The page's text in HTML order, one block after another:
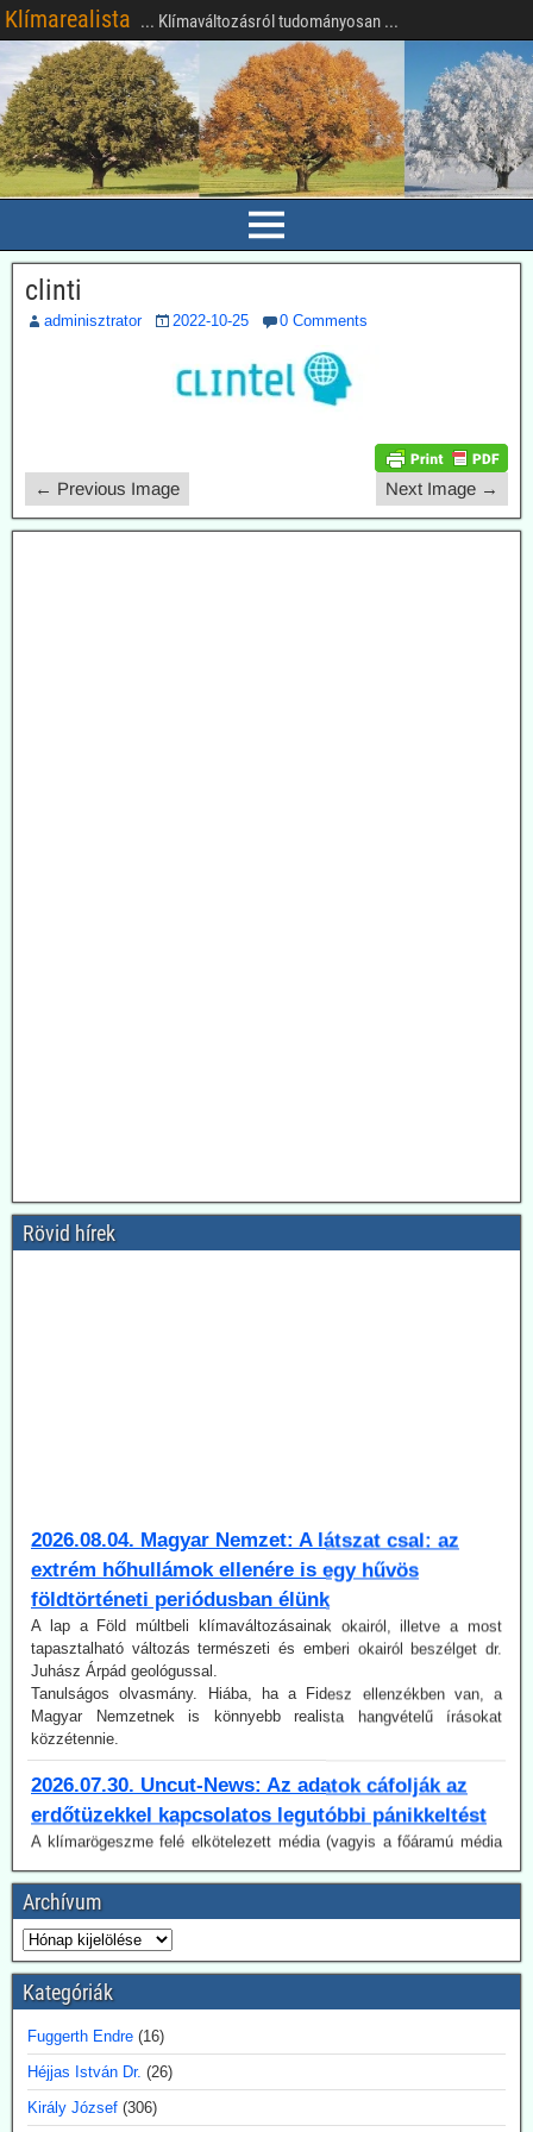
Klímarealista ... Klímaváltozásról tudományosan ...
clinti
adminisztrator 2022-10-25 0 Comments
← Previous Image Next Image →
Rövid hírek
extrém hőhullámok ellenére is egy hűvös
földtörténeti periódusban élünk
A lap a Föld múltbeli klímaváltozásainak okairól, illetve a most
tapasztalható változás természeti és emberi okairól beszélget dr.
Juhász Árpád geológussal.
Tanulságos olvasmány. Hiába, ha a Fidesz ellenzékben van, a
Magyar Nemzetnek is könnyebb realista hangvételű írásokat
közzétennie.
erdőtüzekkel kapcsolatos legutóbbi pánikkeltést
A klímarögeszme felé elkötelezett média (vagyis a főáramú média
100 %-ban) a klímaváltozásban, magyarul az antropogén CO2-
kibocsátás növekedésében igyekszik megtalálni (vagy legalábbis az
olvasókkal elhitetni) az erdőtüzek okát. Így van ez az idén is, mint a
korábbi években. A gépezet figyelmen kívül hagyja úgy az emberi
tényezőt, akár a gondatlanságot, akár a szándékos gyújtogatást,
mint a hatósági ideológiavezérelt hozzáállást, amit több
bejegyzésünkben tematizáltunk. De még így is van egy probléma:
Az idén jóval alacsonyabb a tűzesetek száma világszerte, mint a
regisztrálás 2003-as kezdete óta.
Ugyancsak az uncut-news számol be róla, Franciaországban idén
július 6-a óta 162 embert vettek őrizetbe szándékos tűzgyújtás
gyanújával.
2026.07.28. Blackout News: A feneketlen hordó
Archívum
Kategóriák
Fuggerth Endre (16)
Héjjas István Dr. (26)
Király József (306)